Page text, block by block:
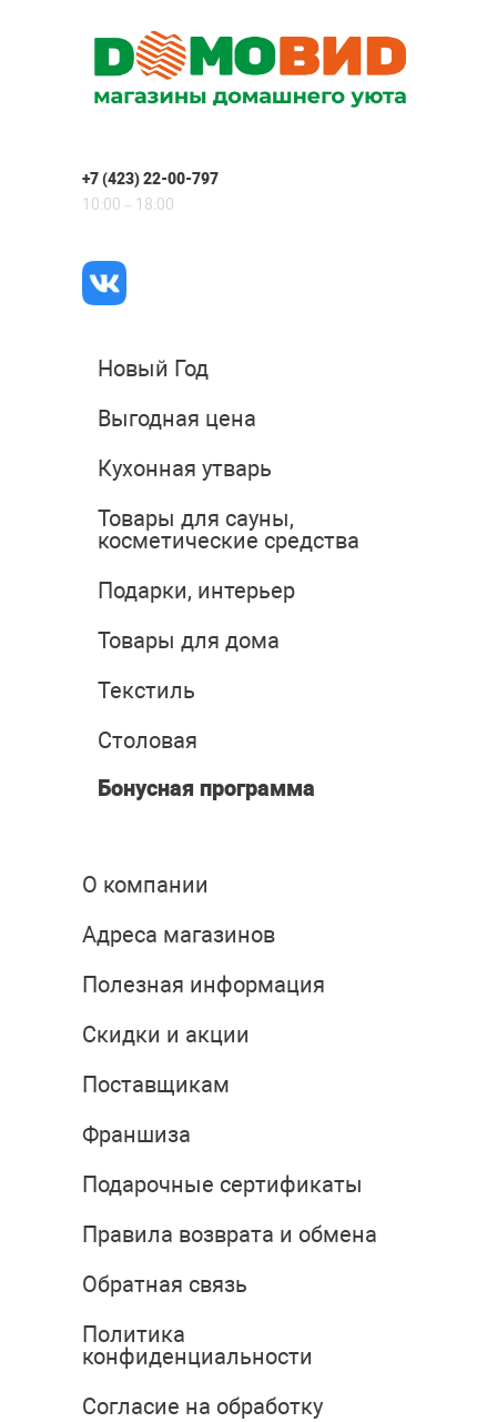
+7 (423) 22-00-797
10:00 – 18:00
Новый Год
Выгодная цена
Кухонная утварь
Товары для сауны,
косметические средства
Подарки, интерьер
Товары для дома
Текстиль
Столовая
Бонусная программа
О компании
Адреса магазинов
Полезная информация
Скидки и акции
Поставщикам
Франшиза
Подарочные сертификаты
Правила возврата и обмена
Обратная связь
Политика
конфиденциальности
Согласие на обработку